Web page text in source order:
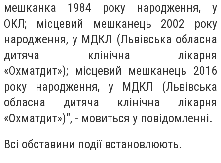
мешканка 1984 року народження, у
ОКЛ; місцевий мешканець 2002 року
народження, у МДКЛ (Львівська обласна
дитяча клінічна лікарня
«Охматдит»); місцевий мешканець 2016
року народження, у МДКЛ (Львівська
обласна дитяча клінічна лікарня
«Охматдит»)", - мовиться у повідомленні.
Всі обставини події встановлюють.